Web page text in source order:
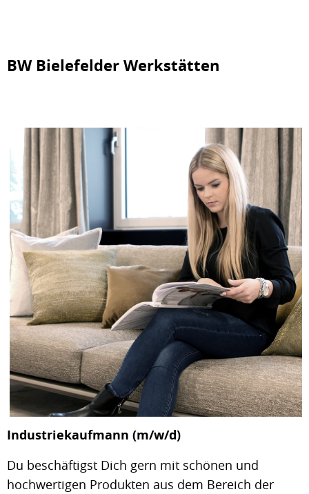
BW Bielefelder Werkstätten
Industriekaufmann (m/w/d)
Du beschäftigst Dich gern mit schönen und
hochwertigen Produkten aus dem Bereich der